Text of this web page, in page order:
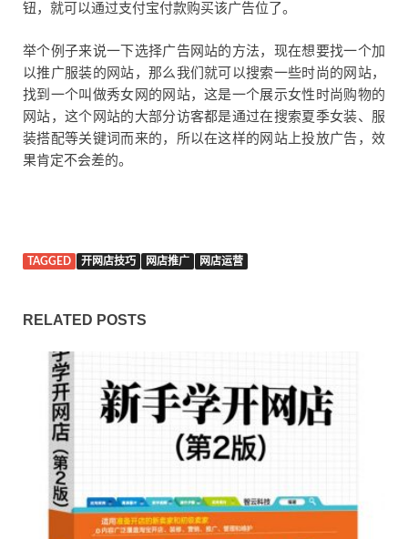
钮，就可以通过支付宝付款购买该广告位了。
举个例子来说一下选择广告网站的方法，现在想要找一个加
以推广服装的网站，那么我们就可以搜索一些时尚的网站，
找到一个叫做秀女网的网站，这是一个展示女性时尚购物的
网站，这个网站的大部分访客都是通过在搜索夏季女装、服
装搭配等关键词而来的，所以在这样的网站上投放广告，效
果肯定不会差的。
TAGGED 开网店技巧 网店推广 网店运营
RELATED POSTS